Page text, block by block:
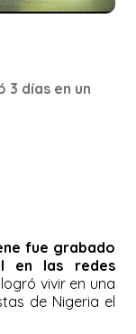
3 días en un
fue grabado
en las redes
vivir en una
de Nigeria el